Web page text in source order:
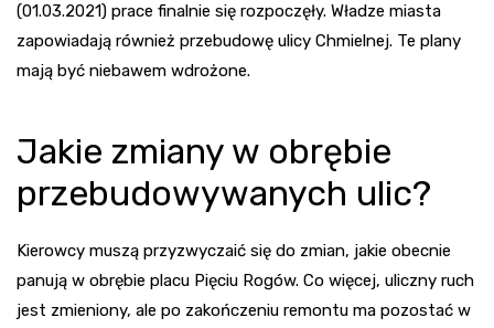
(01.03.2021) prace finalnie się rozpoczęły. Władze miasta
zapowiadają również przebudowę ulicy Chmielnej. Te plany
mają być niebawem wdrożone.
Jakie zmiany w obrębie
przebudowywanych ulic?
Kierowcy muszą przyzwyczaić się do zmian, jakie obecnie
panują w obrębie placu Pięciu Rogów. Co więcej, uliczny ruch
jest zmieniony, ale po zakończeniu remontu ma pozostać w